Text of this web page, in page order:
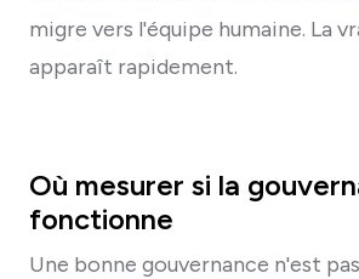
migre vers l'équipe humaine. La
apparaît rapidement.
Où mesurer si la
fonctionne
Une bonne gouvernance n'est